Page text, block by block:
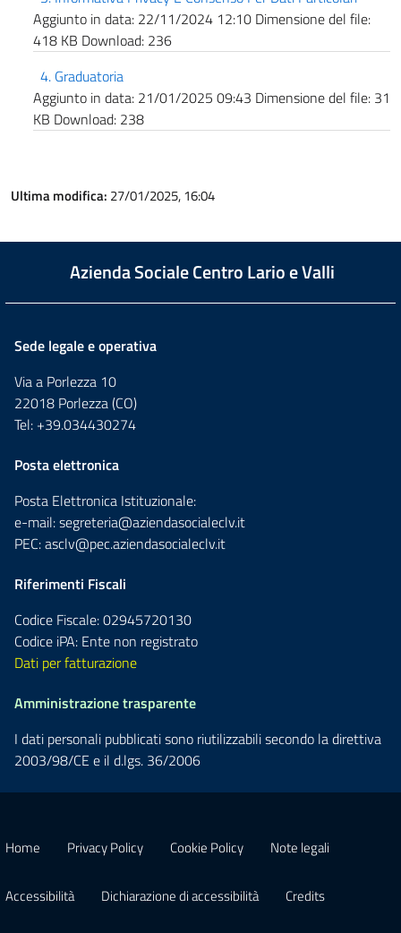
Aggiunto in data: 22/11/2024 12:10 Dimensione del file:
418 KB Download: 236
4. Graduatoria
Aggiunto in data: 21/01/2025 09:43 Dimensione del file: 31
KB Download: 238
Ultima modifica: 27/01/2025, 16:04
Azienda Sociale Centro Lario e Valli
Sede legale e operativa
Via a Porlezza 10
22018 Porlezza (CO)
Tel: +39.034430274
Posta elettronica
Posta Elettronica Istituzionale:
e-mail:segreteria@aziendasocialeclv.it
PEC:asclv@pec.aziendasocialeclv.it
Riferimenti Fiscali
Codice Fiscale: 02945720130
Codice iPA: Ente non registrato
Dati per fatturazione
Amministrazione trasparente
I dati personali pubblicati sono riutilizzabili secondo la direttiva
2003/98/CE e il d.lgs. 36/2006
Home Privacy Policy Cookie Policy Note legali
Accessibilità Dichiarazione di accessibilità Credits